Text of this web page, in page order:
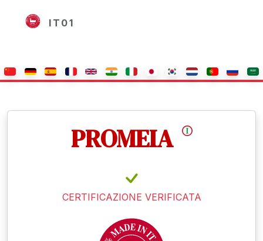
IT01
PROMEIA
CERTIFICAZIONE VERIFICATA